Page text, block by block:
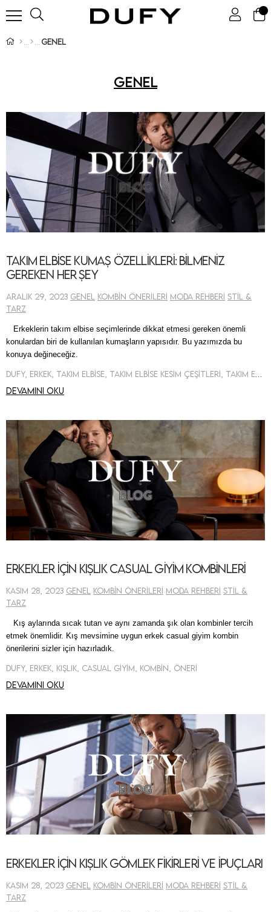
Genel
Genel
Takım Elbise Kumaş Özellikleri: Bilmeniz
Gereken Her Şey
Aralık 29, 2023 Genel Kombin Önerileri Moda Rehberi Stil &
Tarz
Erkeklerin takım elbise seçimlerinde dikkat etmesi gereken önemli
konulardan biri de kullanılan kumaşların yapısıdır. Bu yazımızda bu
konuya değineceğiz.
Devamını oku
Erkekler İçin Kışlık Casual Giyim Kombinleri
Kasım 28, 2023 Genel Kombin Önerileri Moda Rehberi Stil &
Tarz
Kış aylarında sıcak tutan ve aynı zamanda şık olan kombinler tercih
etmek önemlidir. Kış mevsimine uygun erkek casual giyim kombin
önerilerini sizler için hazırladık.
Dufy, Erkek, Kışlık, Casual Giyim, Kombin, Öneri
Devamını oku
Erkekler için Kışlık Gömlek Fikirleri ve İpuçları
Kasım 28, 2023 Genel Kombin Önerileri Moda Rehberi Stil &
Tarz